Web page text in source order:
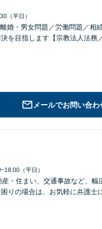
（平日）
婚・男女問題／労働問題／相
を目指します【宗教法人法務
メールでお問い合わ
（平日）
・住まい、交通事故など、
りの場合は、お気軽に弁護士